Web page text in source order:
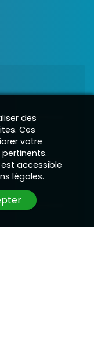
des
Ces
votre
accessible
légales.